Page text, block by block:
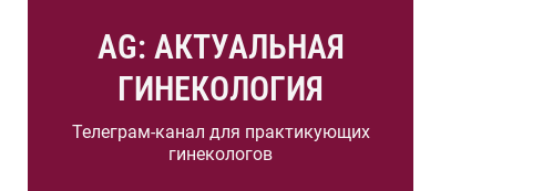
AG: АКТУАЛЬНАЯ
ГИНЕКОЛОГИЯ
Телеграм-канал для практикующих
гинекологов